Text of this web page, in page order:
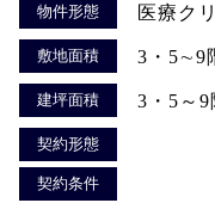
物件形態 医療ク
敷地面積 3・5∼9
建坪面積 3・5～9
契約形態
契約条件